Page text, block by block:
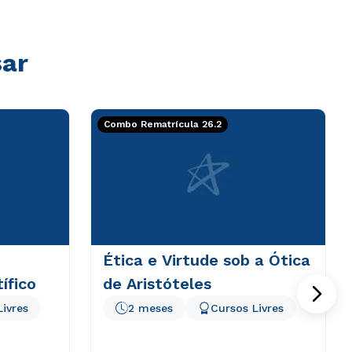
Combo Rematrícula 26.2
Ética e Virtude sob a Ótica
de Aristóteles
2 meses Cursos Livres